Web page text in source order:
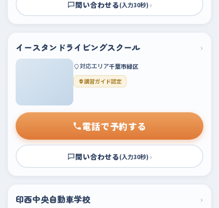
問い合わせる(入力30秒) ›
イースタンドライビングスクール ›
対応エリア千葉市緑区
講習ガイド認定
電話で予約する
問い合わせる(入力30秒) ›
印西中央自動車学校 ›